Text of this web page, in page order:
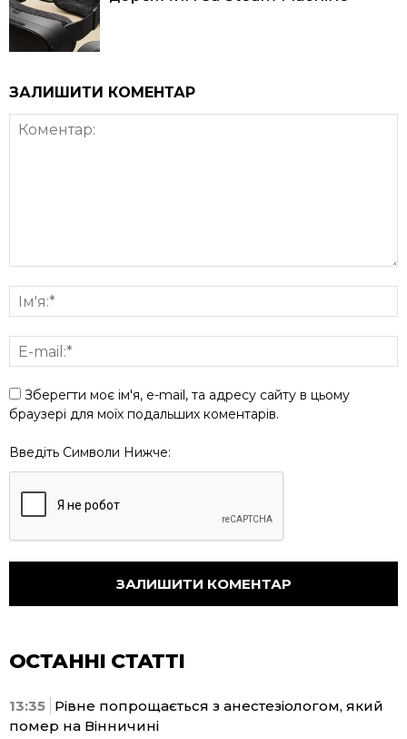
ЗАЛИШИТИ КОМЕНТАР
Зберегти моє ім'я, e-mail, та адресу сайту в цьому
браузері для моїх подальших коментарів.
Введіть Символи Нижче:
ОСТАННІ СТАТТІ
13:35 Рівне попрощається з анестезіологом, який
помер на Вінничині